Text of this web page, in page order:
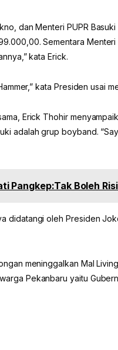
dan Menteri PUPR
Sementara Menteri
kata Erick.
kata Presiden usai
Erick Thohir
adalah grup boyband.
Pangkep:Tak Boleh
didatangi oleh Presiden
meninggalkan Mal
Pekanbaru yaitu